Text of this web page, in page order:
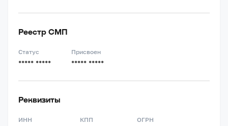
Реестр СМП
Статус
***** *****
Присвоен
***** *****
Реквизиты
ИНН КПП ОГРН